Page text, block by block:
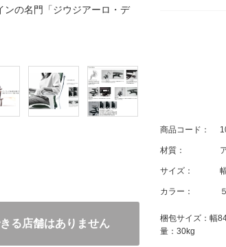
ンの名門「ジウジアーロ・デ
る店舗はありません
商品コード：
材質：
サイズ：
カラー：
梱包サイズ：幅
量：30kg